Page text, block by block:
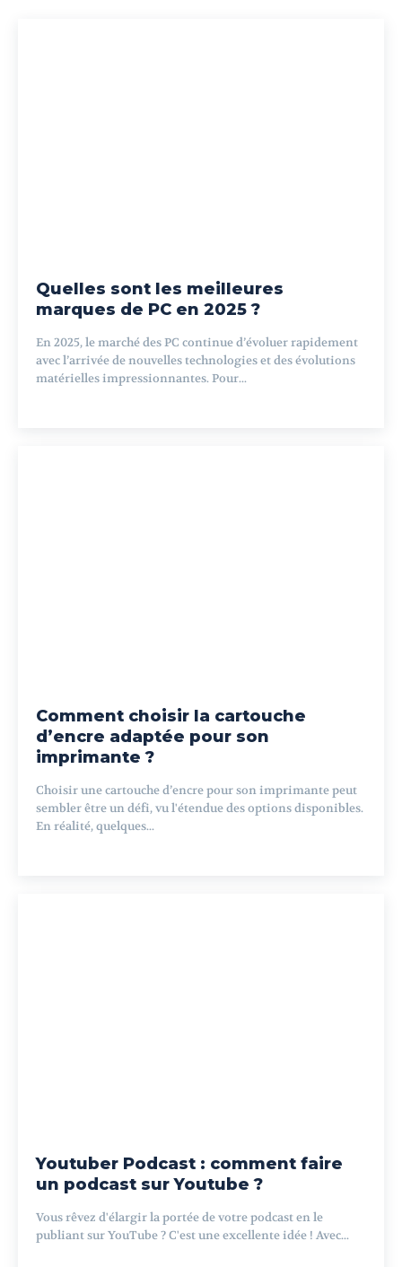
Quelles sont les meilleures
marques de PC en 2025 ?
En 2025, le marché des PC continue d’évoluer rapidement
avec l’arrivée de nouvelles technologies et des évolutions
matérielles impressionnantes. Pour...
Comment choisir la cartouche
d’encre adaptée pour son
imprimante ?
Choisir une cartouche d’encre pour son imprimante peut
sembler être un défi, vu l'étendue des options disponibles.
En réalité, quelques...
Youtuber Podcast : comment faire
un podcast sur Youtube ?
Vous rêvez d'élargir la portée de votre podcast en le
publiant sur YouTube ? C'est une excellente idée ! Avec...